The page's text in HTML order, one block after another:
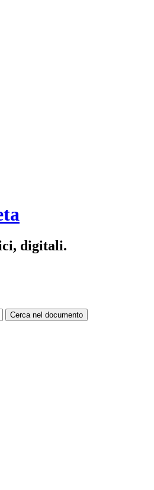
digitali.
Cerca nel documento